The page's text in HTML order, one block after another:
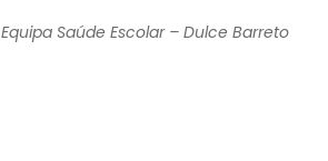
Equipa Saúde Escolar – Dulce Barreto